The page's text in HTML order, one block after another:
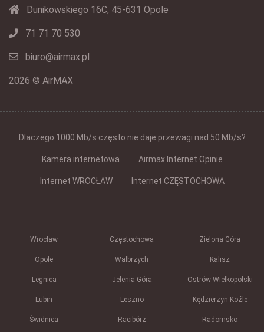
Dunikowskiego 16C, 45-631 Opole
71 71 70 530
biuro@airmax.pl
2026 © AirMAX
Dlaczego 1000 Mb/s często nie daje przewagi nad 50 Mb/s?
Kamera internetowa Airmax Internet Opinie
Internet WROCŁAW Internet CZĘSTOCHOWA
Wrocław Częstochowa Zielona Góra
Opole Wałbrzych Kalisz
Legnica Jelenia Góra Ostrów Wielkopolski
Lubin Leszno Kędzierzyn-Koźle
Świdnica Racibórz Radomsko